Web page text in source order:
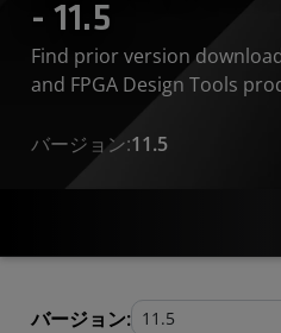
- 11.5
Find prior version
and FPGA Design Tools
バージョン:11.5
バージョン: